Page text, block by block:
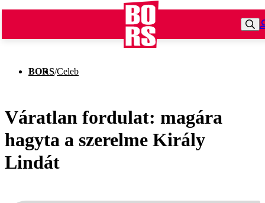
BORS/Celeb
Váratlan fordulat: magára
hagyta a szerelme Király
Lindát